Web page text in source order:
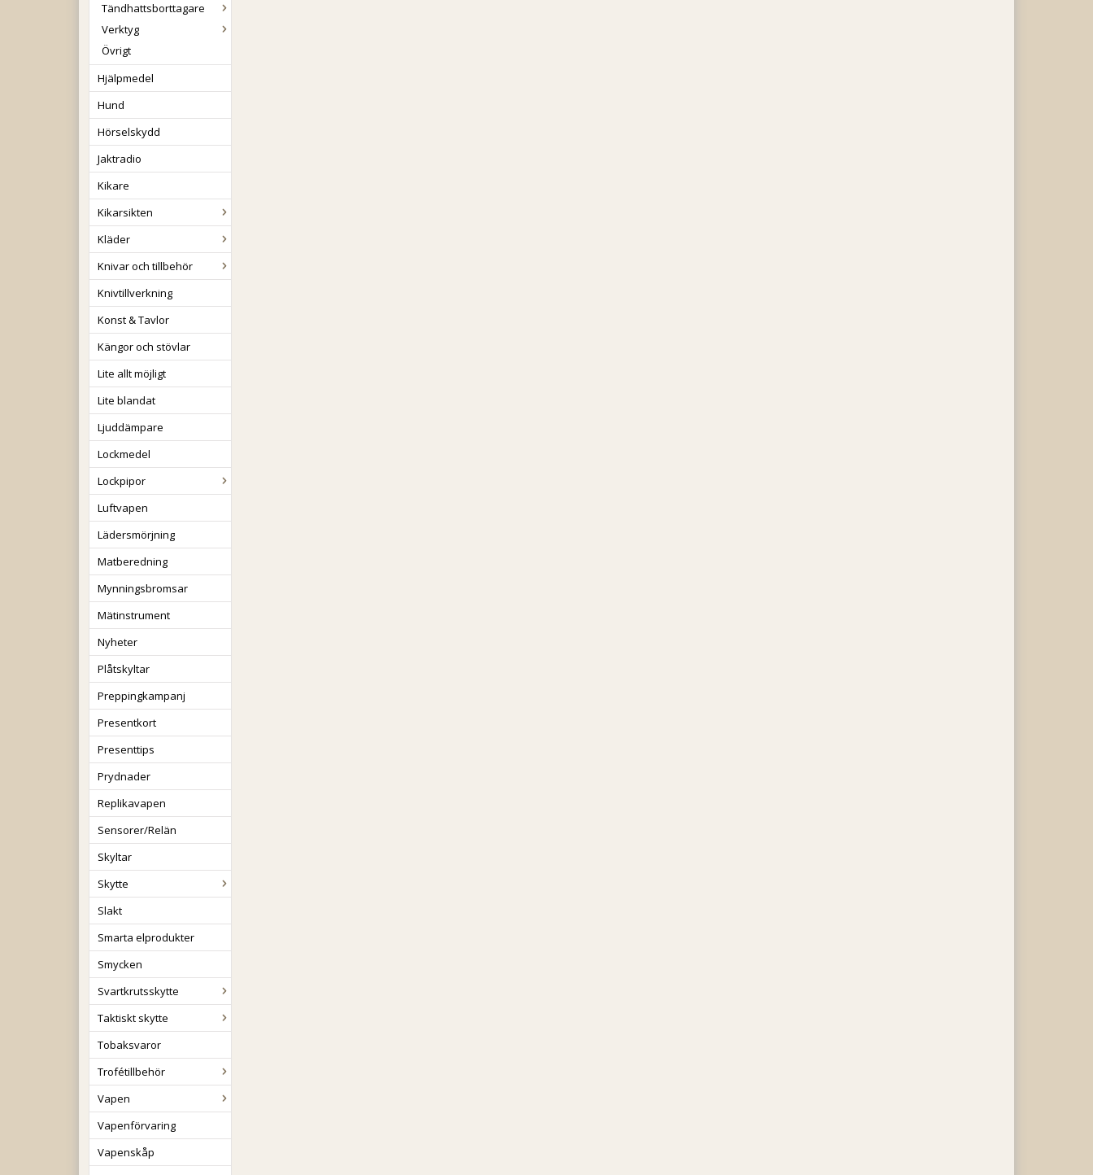
Tändhattsborttagare
Verktyg
Övrigt
Hjälpmedel
Hund
Hörselskydd
Jaktradio
Kikare
Kikarsikten
Kläder
Knivar och tillbehör
Knivtillverkning
Konst & Tavlor
Kängor och stövlar
Lite allt möjligt
Lite blandat
Ljuddämpare
Lockmedel
Lockpipor
Luftvapen
Lädersmörjning
Matberedning
Mynningsbromsar
Mätinstrument
Nyheter
Plåtskyltar
Preppingkampanj
Presentkort
Presenttips
Prydnader
Replikavapen
Sensorer/Relän
Skyltar
Skytte
Slakt
Smarta elprodukter
Smycken
Svartkrutsskytte
Taktiskt skytte
Tobaksvaror
Trofétillbehör
Vapen
Vapenförvaring
Vapenskåp